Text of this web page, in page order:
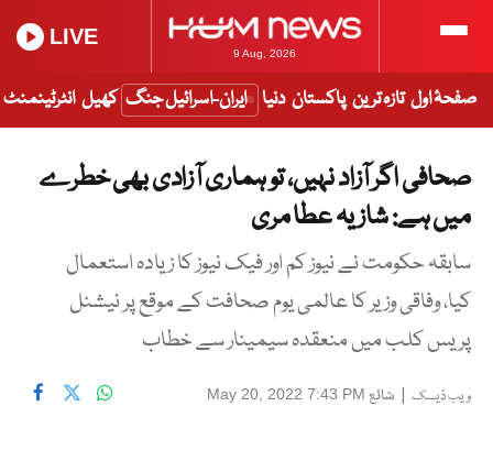
9 Aug, 2026
LIVE
صفحۂ اول تازہ ترین پاکستان دنیا ایران-اسرائیل جنگ کھیل انٹرٹینمنٹ
صحافی اگر آزاد نہیں، تو ہماری آزادی بھی خطرے
میں ہے: شازیہ عطا مری
سابقہ حکومت نے نیوز کم اور فیک نیوز کا زیادہ استعمال
کیا، وفاقی وزیر کا عالمی یوم صحافت کے موقع پر نیشنل
پریس کلب میں منعقدہ سیمینار سے خطاب
ویب ڈیسک | شائع May 20, 2022 7:43 PM